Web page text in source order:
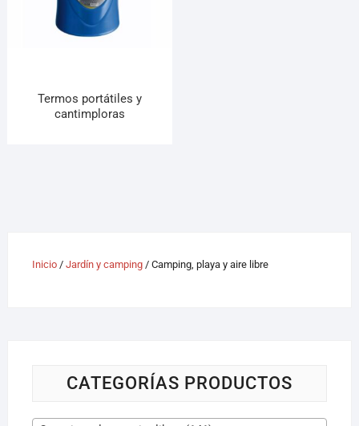
Termos portátiles y
cantimploras
Inicio/ Jardín y camping/ Camping, playa y aire libre
CATEGORÍAS PRODUCTOS